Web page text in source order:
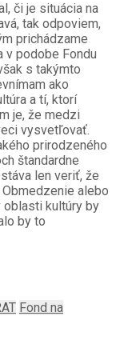
či je situácia na
tak odpoviem,
prichádzame
v podobe Fondu
s takýmto
ako
a tí, ktorí
je, že medzi
vysvetľovať.
prirodzeného
štandardne
len veriť, že
alebo
oblasti kultúry by
by to
Fond na